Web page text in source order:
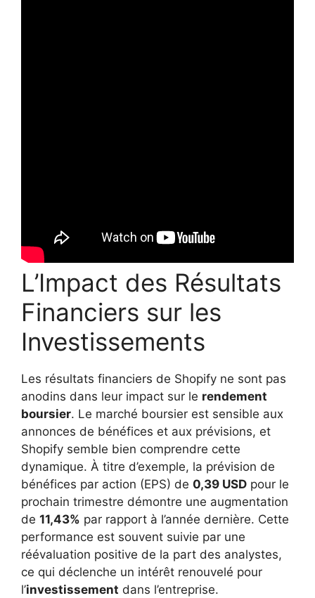
L’Impact des Résultats
Financiers sur les
Investissements
Les résultats financiers de Shopify ne sont pas
anodins dans leur impact sur le rendement
boursier. Le marché boursier est sensible aux
annonces de bénéfices et aux prévisions, et
Shopify semble bien comprendre cette
dynamique. À titre d’exemple, la prévision de
bénéfices par action (EPS) de 0,39 USD pour le
prochain trimestre démontre une augmentation
de 11,43% par rapport à l’année dernière. Cette
performance est souvent suivie par une
réévaluation positive de la part des analystes,
ce qui déclenche un intérêt renouvelé pour
l’investissement dans l’entreprise.